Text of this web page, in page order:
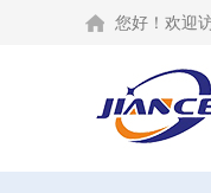
您好！欢迎